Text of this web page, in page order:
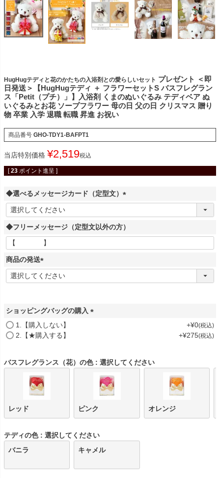
HugHugテディと花のかたちの入浴剤との愛らしいセット プレゼント ＜即
日発送＞【HugHugテディ ＋ フラワーセットS バスフレグラン
ス「Petit（プチ）」】入浴剤 くまのぬいぐるみ テディベア ぬ
いぐるみとお花 ソープフラワー 母の日 父の日 クリスマス 贈り
物 卒業 入学 退職 転職 昇進 お祝い
商品番号 GHO-TDY1-BAFPT1
当店特別価格 ¥2,519税込
[ 23 ポイント進呈 ]
◆選べるメッセージカード（定型文）
必
須
)
◆フリーメッセージ（定型文以外の方）
商品の発送
(
必
ショッピングバッグの購入
1.【購入しない】 +¥0 税込
2.【★購入する】 +¥275 税込
バスフレグランス（花）の色 選択してください
レッド ピンク オレンジ
テディの色
選択してください
バニラ
キャメル